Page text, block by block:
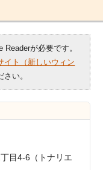
が必要です。
イト（新しいウィン
い。
目4-6（トナリエ